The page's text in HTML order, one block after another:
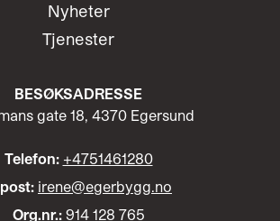
Nyheter
Tjenester
BESØKSADRESSE
gate 18, 4370 Egersund
Telefon: +4751461280
irene@egerbygg.no
Org.nr.: 914 128 765